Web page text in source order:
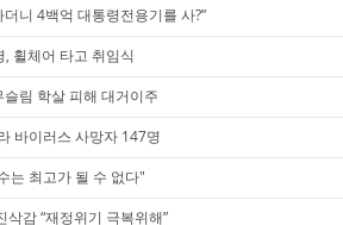
니 4백억 대통령전용기를 사?”
휠체어 타고 취임식
림 학살 피해 대거이주
바이러스 사망자 147명
는 최고가 될 수 없다"
감 “재정위기 극복위해”